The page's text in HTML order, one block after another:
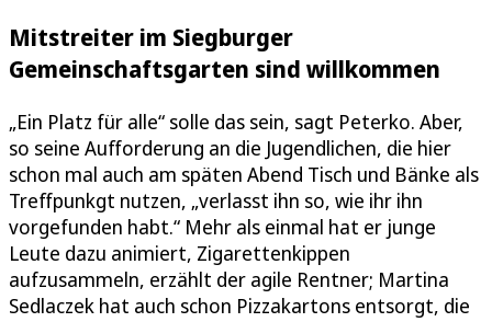
Mitstreiter im Siegburger
Gemeinschaftsgarten sind willkommen
„Ein Platz für alle“ solle das sein, sagt Peterko. Aber,
so seine Aufforderung an die Jugendlichen, die hier
schon mal auch am späten Abend Tisch und Bänke als
Treffpunkgt nutzen, „verlasst ihn so, wie ihr ihn
vorgefunden habt.“ Mehr als einmal hat er junge
Leute dazu animiert, Zigarettenkippen
aufzusammeln, erzählt der agile Rentner; Martina
Sedlaczek hat auch schon Pizzakartons entsorgt, die